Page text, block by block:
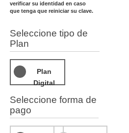
verificar su identidad en caso
que tenga que reiniciar su clave.
Seleccione tipo de
Plan
Plan
Digital
Seleccione forma de
pago